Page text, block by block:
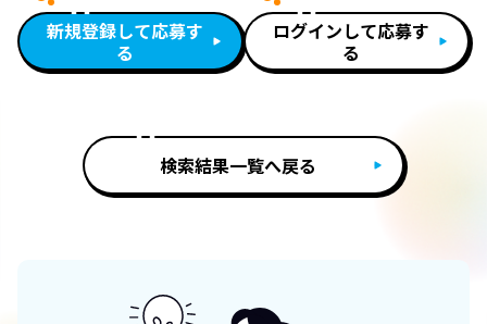
新規登録して応募す
る
ログインして応募す
る
検索結果一覧へ戻る